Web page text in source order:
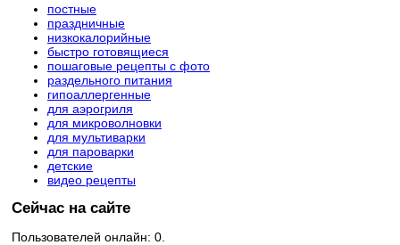
постные
праздничные
низкокалорийные
быстро готовящиеся
пошаговые рецепты с фото
раздельного питания
гипоаллергенные
для аэрогриля
для микроволновки
для мультиварки
для пароварки
детские
видео рецепты
Сейчас на сайте
Пользователей онлайн: 0.